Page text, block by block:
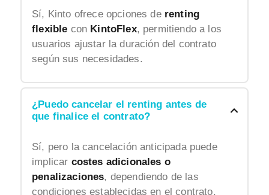
Sí, Kinto ofrece opciones de renting
flexible con KintoFlex, permitiendo a los
usuarios ajustar la duración del contrato
según sus necesidades.
¿Puedo cancelar el renting antes de
que finalice el contrato?
Sí, pero la cancelación anticipada puede
implicar costes adicionales o
penalizaciones, dependiendo de las
condiciones establecidas en el contrato.